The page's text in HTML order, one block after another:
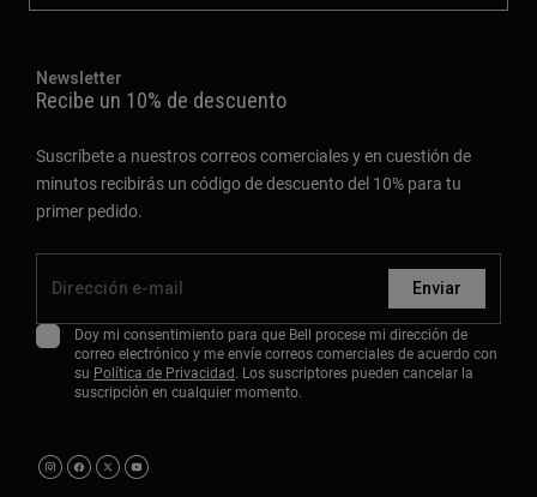
Newsletter
Recibe un 10% de descuento
Suscríbete a nuestros correos comerciales y en cuestión de
minutos recibirás un código de descuento del 10% para tu
primer pedido.
Enviar
Doy mi consentimiento para que Bell procese mi dirección de
correo electrónico y me envíe correos comerciales de acuerdo con
su Política de Privacidad. Los suscriptores pueden cancelar la
suscripción en cualquier momento.